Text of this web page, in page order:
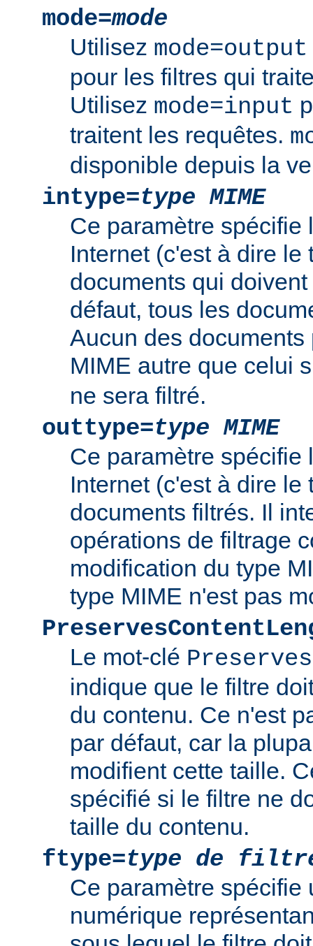
mode=mode
Utilisez mode=output
pour les filtres qui
Utilisez mode=input
traitent les requêtes.
disponible depuis la
intype=type MIME
Ce paramètre spécifie
Internet (c'est à dire le
documents qui
défaut, tous les
Aucun des
MIME autre que celui
ne sera filtré.
outtype=type MIME
Ce paramètre spécifie
Internet (c'est à dire le
documents filtrés. Il
opérations de filtrage
modification du type
type MIME n'est pas
Le mot-clé
indique que le filtre
du contenu. Ce n'est
par défaut, car la
modifient cette taille.
spécifié si le filtre ne
taille du contenu.
ftype=type de
Ce paramètre spécifie
numérique